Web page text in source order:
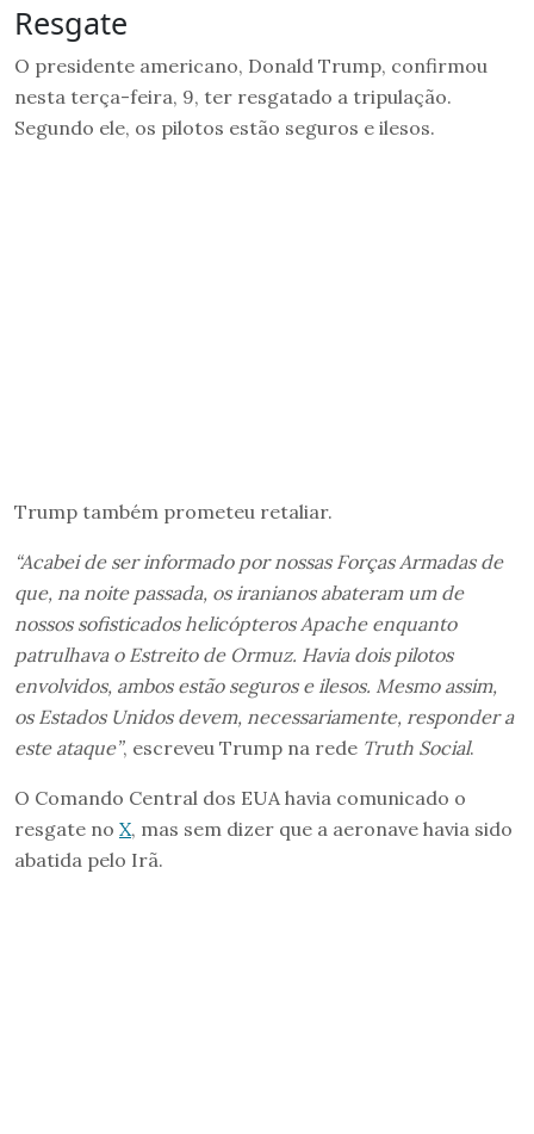
Resgate
O presidente americano, Donald Trump, confirmou
nesta terça-feira, 9, ter resgatado a tripulação.
Segundo ele, os pilotos estão seguros e ilesos.
Trump também prometeu retaliar.
“Acabei de ser informado por nossas Forças Armadas de
que, na noite passada, os iranianos abateram um de
nossos sofisticados helicópteros Apache enquanto
patrulhava o Estreito de Ormuz. Havia dois pilotos
envolvidos, ambos estão seguros e ilesos. Mesmo assim,
os Estados Unidos devem, necessariamente, responder a
este ataque”, escreveu Trump na rede Truth Social.
O Comando Central dos EUA havia comunicado o
resgate no X, mas sem dizer que a aeronave havia sido
abatida pelo Irã.